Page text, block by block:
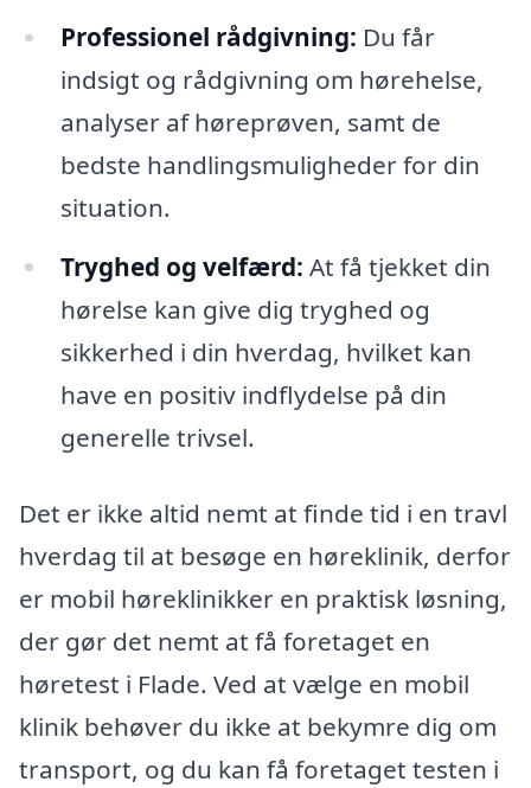
Professionel rådgivning: Du får
indsigt og rådgivning om hørehelse,
analyser af høreprøven, samt de
bedste handlingsmuligheder for din
situation.
Tryghed og velfærd: At få tjekket din
hørelse kan give dig tryghed og
sikkerhed i din hverdag, hvilket kan
have en positiv indflydelse på din
generelle trivsel.
Det er ikke altid nemt at finde tid i en travl
hverdag til at besøge en høreklinik, derfor
er mobil høreklinikker en praktisk løsning,
der gør det nemt at få foretaget en
høretest i Flade. Ved at vælge en mobil
klinik behøver du ikke at bekymre dig om
transport, og du kan få foretaget testen i